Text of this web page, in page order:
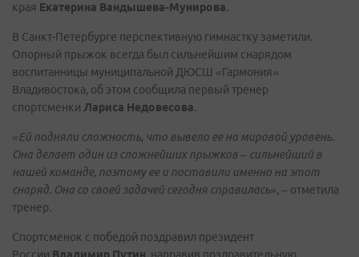
края Екатерина Вандышева-Мунирова.
В Санкт-Петербурге перспективную гимнастку заметили.
Опорный прыжок всегда был сильнейшим снарядом
воспитанницы муниципальной ДЮСШ «Гармония»
Владивостока, об этом сообщила первый тренер
спортсменки Лариса Недовесова.
«Ей подняли сложность, что вывело ее на мировой уровень.
Она делает один из сложнейших прыжков – сильнейший в
нашей команде, поэтому ее и поставили именно на этот
снаряд. Она со своей задачей сегодня справилась»,– отметила
тренер.
Спортсменок с победой поздравил президент